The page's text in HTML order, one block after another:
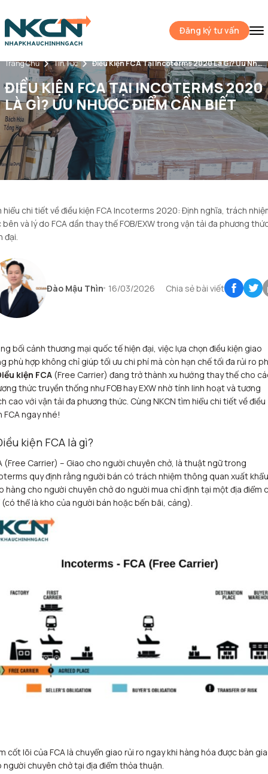
Đăng ký tư vấn
Trang Chủ Tin Tức Điều Kiện FCA Tại Incoterms 2020 Là Gì? Ưu Nhược Điểm Cần Biết
ĐIỀU KIỆN FCA TẠI INCOTERMS 2020
LÀ GÌ? ƯU NHƯỢC ĐIỂM CẦN BIẾT
hiểu chi tiết về điều kiện FCA Incoterms 2020: Định nghĩa, trách
bên và lý do FCA dần thay thế FOB/EXW trong vận tải đa phương
đại.
Đào Mậu Thìn 16/03/2026 Chia sẻ bài viết
bối cảnh thương mại quốc tế hiện đại, việc lựa chọn điều kiện giao
phù hợp không chỉ giúp tối ưu chi phí mà còn hạn chế tối đa rủi ro
kiện FCA(Free Carrier) đang trở thành xu hướng thay thế cho
thức truyền thống như FOB hay EXW nhờ tính linh hoạt và tương
cao với vận tải đa phương thức. Cùng NKCN tìm hiểu chi tiết về điều
FCA ngay nhé!
kiện FCA là gì?
(Free Carrier) – Giao cho người chuyên chở, là thuật ngữ trong
quy định rằng người bán có trách nhiệm thông quan xuất
hàng cho người chuyên chở do người mua chỉ định tại một địa điểm
thể là kho của người bán hoặc bến bãi, cảng).
cốt lõi của FCA là chuyển giao rủi ro ngay khi hàng hóa được bàn
người chuyên chở tại địa điểm thỏa thuận.